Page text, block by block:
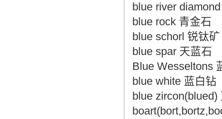
blue river
blue rock 青金石
blue schorl 锐钛矿
blue spar 天蓝石
Blue Wesseltons
blue white 蓝白钻
blue